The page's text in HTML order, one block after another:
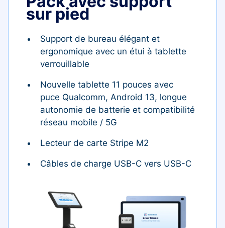
sur pied
Support de bureau élégant et
ergonomique avec un étui à tablette
verrouillable
Nouvelle tablette 11 pouces avec
puce Qualcomm, Android 13, longue
autonomie de batterie et compatibilité
réseau mobile / 5G
Lecteur de carte Stripe M2
Câbles de charge USB-C vers USB-C